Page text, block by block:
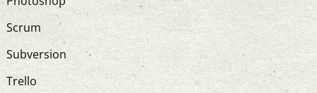
Scrum
Subversion
Trello